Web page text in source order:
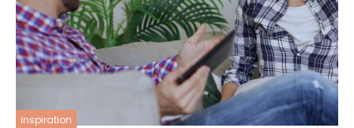
inspiration